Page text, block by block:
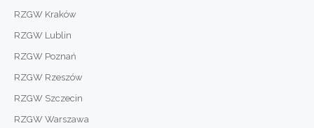
RZGW Kraków
RZGW Lublin
RZGW Poznań
RZGW Rzeszów
RZGW Szczecin
RZGW Warszawa